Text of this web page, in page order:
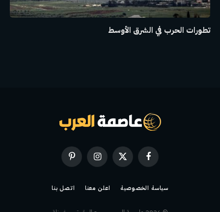
تطورات الحرب في الشرق الأوسط
فيسبوك
X
(Twitter)
الانستغرامبينتيريست
سياسة الخصوصية اعلن معنا اتصل بنا